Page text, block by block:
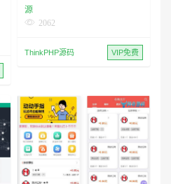
源
2062
ThinkPHP源码 VIP免费